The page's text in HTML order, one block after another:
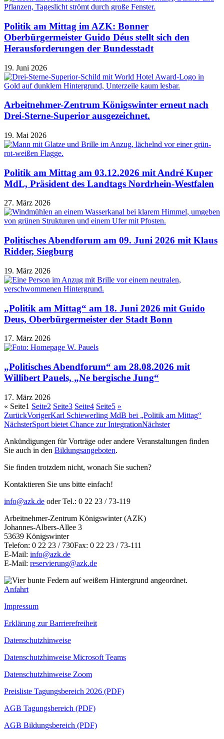
Politik am Mittag im AZK: Bonner
Oberbürgermeister Guido Déus stellt sich den
Herausforderungen der Bundesstadt
19. Juni 2026
Arbeitnehmer-Zentrum Königswinter erneut nach
Drei-Sterne-Superior ausgezeichnet.
19. Mai 2026
Politik am Mittag am 03.12.2026 mit André Kuper
MdL, Präsident des Landtags Nordrhein-Westfalen
27. März 2026
Politisches Abendforum am 09. Juni 2026 mit Klaus
Ridder, Siegburg
19. März 2026
„Politik am Mittag“ am 18. Juni 2026 mit Guido
Deus, Oberbürgermeister der Stadt Bonn
17. März 2026
„Politisches Abendforum“ am 28.08.2026 mit
Willibert Pauels, „Ne bergische Jung“
17. März 2026
« Seite1 Seite2 Seite3 Seite4 Seite5 »
ZurückVorigerKarl Schiewerling MdB bei „Politik am Mittag“
NächsterSport bietet Chance zur IntegrationNächster
Ankündigungen für Vorträge oder andere Veranstaltungen finden
Sie auch in den Bildungsangeboten.
Sie finden trotzdem nicht, wonach Sie suchen?
Kontaktieren Sie uns bitte einfach!
info@azk.de oder Tel.: 0 22 23 / 73-119
Arbeitnehmer-Zentrum Königswinter (AZK)
Johannes-Albers-Allee 3
53639 Königswinter
Telefon: 0 22 23 / 730Fax: 0 22 23 / 73-111
E-Mail: info@azk.de
E-Mail: reservierung@azk.de
Anfahrt
Impressum
Erklärung zur Barrierefreiheit
Datenschutzhinweise
Datenschutzhinweise Microsoft Teams
Datenschutzhinweise Zoom
Preisliste Tagungsbereich 2026 (PDF)
AGB Tagungsbereich (PDF)
AGB Bildungsbereich (PDF)